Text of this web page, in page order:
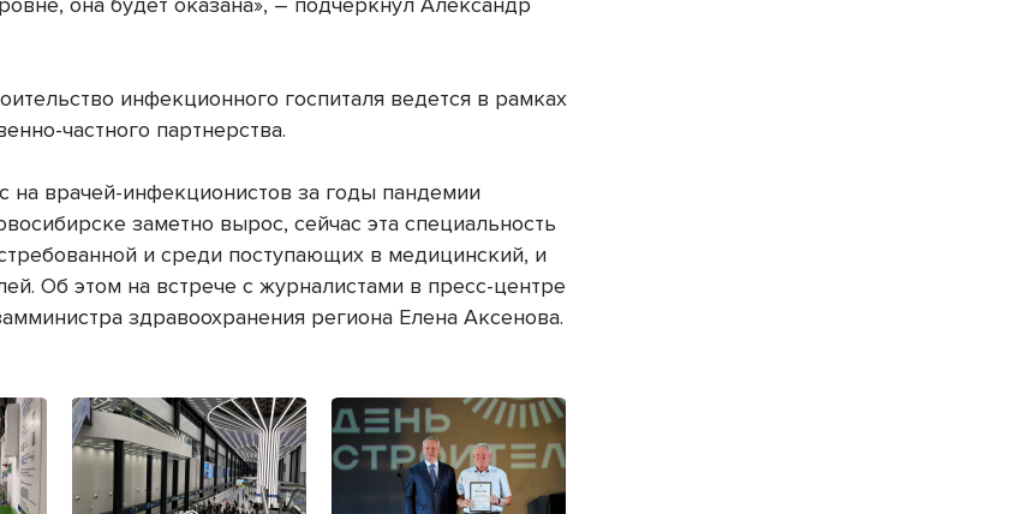
инфекционного госпиталя ведется в рамках
частного партнерства.
на врачей-инфекционистов за годы пандемии
заметно вырос, сейчас эта специальность
и среди поступающих в медицинский, и
Об этом на встрече с журналистами в пресс-центре
здравоохранения региона Елена Аксенова.